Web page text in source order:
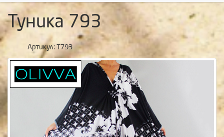
Туника 793
Артикул: Т793